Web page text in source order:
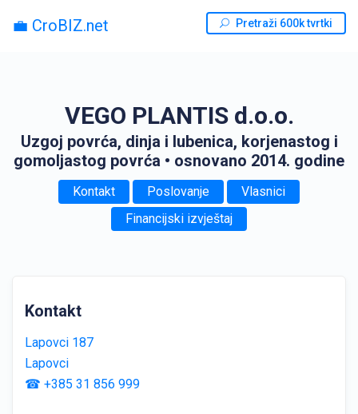
💼 CroBIZ.net Pretraži 600k tvrtki
VEGO PLANTIS d.o.o.
Uzgoj povrća, dinja i lubenica, korjenastog i
gomoljastog povrća • osnovano 2014. godine
Kontakt Poslovanje
Vlasnici
Financijski izvještaj
Kontakt
Lapovci 187
Lapovci
☎ +385 31 856 999